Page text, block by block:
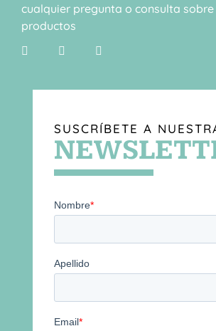
cualquier pregunta o consulta
productos
SUSCRÍBETE A